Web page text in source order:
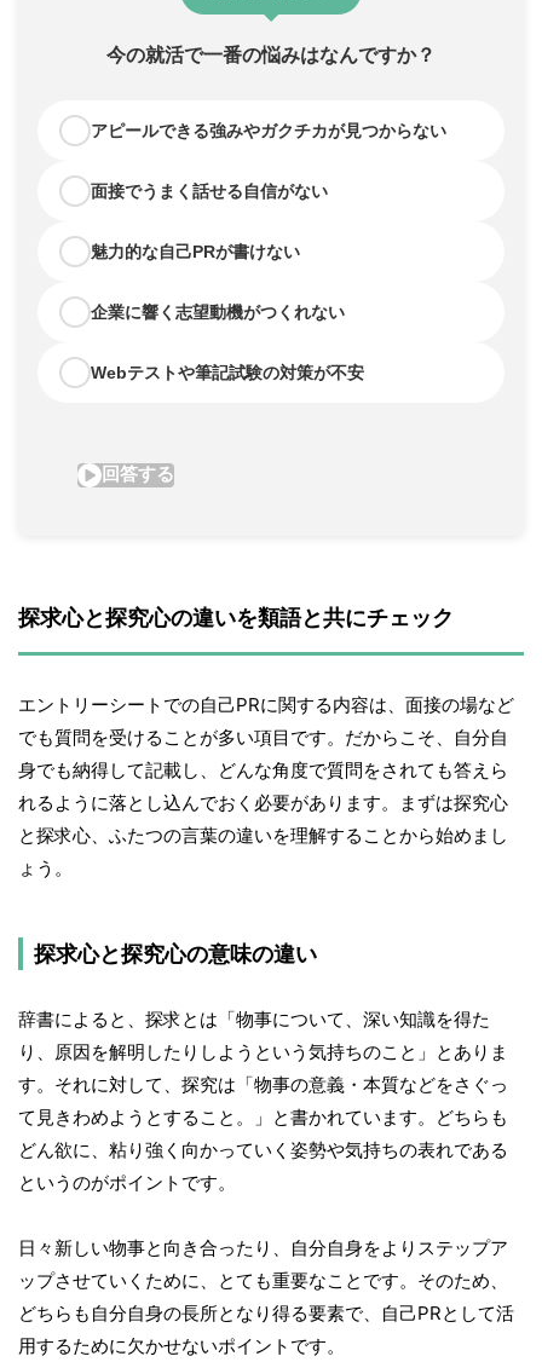
探求心と探究心の違いを類語と共にチェック
エントリーシートでの自己PRに関する内容は、面接の場など
でも質問を受けることが多い項目です。だからこそ、自分自
身でも納得して記載し、どんな角度で質問をされても答えら
れるように落とし込んでおく必要があります。まずは探究心
と探求心、ふたつの言葉の違いを理解することから始めまし
ょう。
探求心と探究心の意味の違い
辞書によると、探求とは「物事について、深い知識を得た
り、原因を解明したりしようという気持ちのこと」とありま
す。それに対して、探究は「物事の意義・本質などをさぐっ
て見きわめようとすること。」と書かれています。どちらも
どん欲に、粘り強く向かっていく姿勢や気持ちの表れである
というのがポイントです。
日々新しい物事と向き合ったり、自分自身をよりステップア
ップさせていくために、とても重要なことです。そのため、
どちらも自分自身の長所となり得る要素で、自己PRとして活
用するために欠かせないポイントです。